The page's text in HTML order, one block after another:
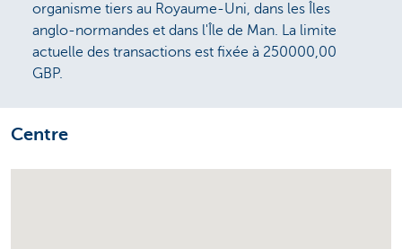
organisme tiers au Royaume-Uni, dans les Îles
anglo-normandes et dans l'Île de Man. La limite
actuelle des transactions est fixée à 250000,00
GBP.
Centre